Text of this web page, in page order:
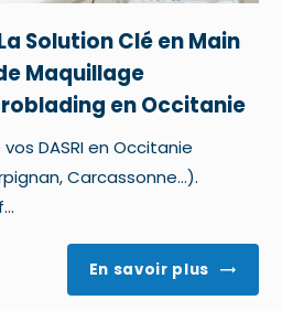
Solution Clé en Main
Maquillage
en Occitanie
DASRI en Occitanie
Carcassonne…).
En savoir plus